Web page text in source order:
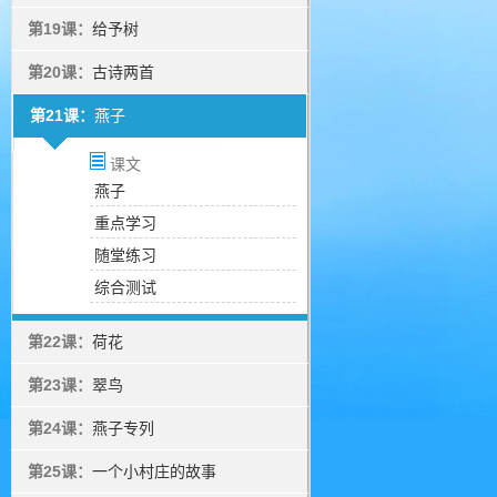
第19课： 给予树
第20课： 古诗两首
第21课： 燕子
课文
燕子
重点学习
随堂练习
综合测试
第22课： 荷花
第23课： 翠鸟
第24课： 燕子专列
第25课： 一个小村庄的故事